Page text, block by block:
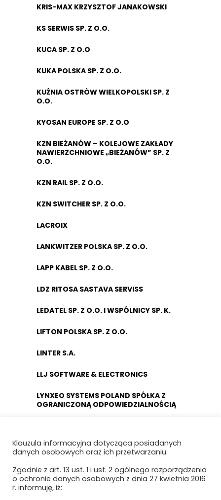
KRIS-MAX KRZYSZTOF JANAKOWSKI
KS SERWIS SP. Z O.O.
KUCA SP. Z O.O
KUKA POLSKA SP. Z O.O.
KUŹNIA OSTRÓW WIELKOPOLSKI SP. Z
O.O.
KYOSAN EUROPE SP. Z O.O
KZN BIEŻANÓW – KOLEJOWE ZAKŁADY
NAWIERZCHNIOWE „BIEŻANÓW” SP. Z
O.O.
KZN RAIL SP. Z O.O.
KZN SWITCHER SP. Z O.O.
LACROIX
LANKWITZER POLSKA SP. Z O.O.
LAPP KABEL SP. Z O.O.
LDZ RITOSA SASTAVA SERVISS
LEDATEL SP. Z O.O. I WSPÓLNICY SP. K.
LIFTON POLSKA SP. Z O.O.
LINTER S.A.
LLJ SOFTWARE & ELECTRONICS
LYNXEO SYSTEMS POLAND SPÓŁKA Z
OGRANICZONĄ ODPOWIEDZIALNOŚCIĄ
MABO SP. Z O.O.
MACRO-SYSTEM SP. Z O.O.
Klauzula informacyjna dotycząca posiadanych
danych osobowych oraz ich przetwarzaniu.
Zgodnie z art. 13 ust. 1 i ust. 2 ogólnego rozporządzenia
o ochronie danych osobowych z dnia 27 kwietnia 2016
r. informuję, iż: